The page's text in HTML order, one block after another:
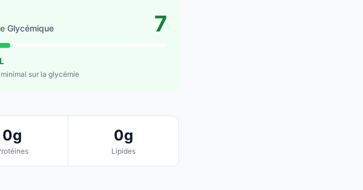
Glycémique 7
sur la glycémie
0g 0g
Lipides